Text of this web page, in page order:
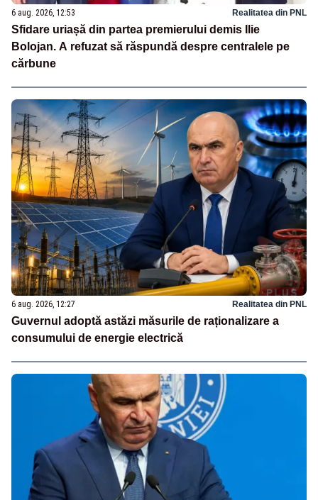
6 aug. 2026, 12:53 Realitatea din PNL
Sfidare uriașă din partea premierului demis Ilie
Bolojan. A refuzat să răspundă despre centralele pe
cărbune
6 aug. 2026, 12:27 Realitatea din PNL
Guvernul adoptă astăzi măsurile de raționalizare a
consumului de energie electrică